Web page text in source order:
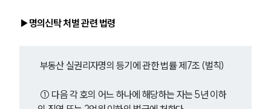
▶명의신탁 처벌 관련 법령
부동산 실권리자명의 등기에 관한 법률 제7조 (벌칙)